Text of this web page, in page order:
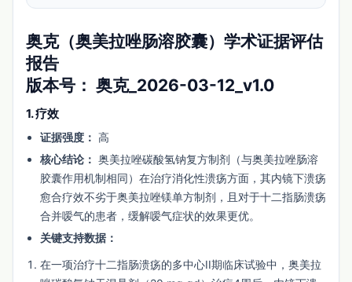
奥克（奥美拉唑肠溶胶囊）学术证据评估
报告
版本号： 奥克_2026-03-12_v1.0
1. 疗效
证据强度： 高
核心结论： 奥美拉唑碳酸氢钠复方制剂（与奥美拉唑肠溶
胶囊作用机制相同）在治疗消化性溃疡方面，其内镜下溃疡
愈合疗效不劣于奥美拉唑镁单方制剂，且对于十二指肠溃疡
合并嗳气的患者，缓解嗳气症状的效果更优。
关键支持数据：
在一项治疗十二指肠溃疡的多中心II期临床试验中，奥美拉